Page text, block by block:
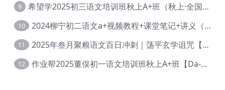
9 希望学2025初三语文培训班秋上A+班（秋上·全国版·A+）【Da-031】
10 2024柳宁初二语文a+视频教程+课堂笔记+讲义（暑假班+秋季班）【Da-003】
11 2025年叁月聚粮语文百日冲刺｜荡平玄学诅咒【Ea-001】
12 作业帮2025董俣初一语文培训班秋上A+班【Da-038】